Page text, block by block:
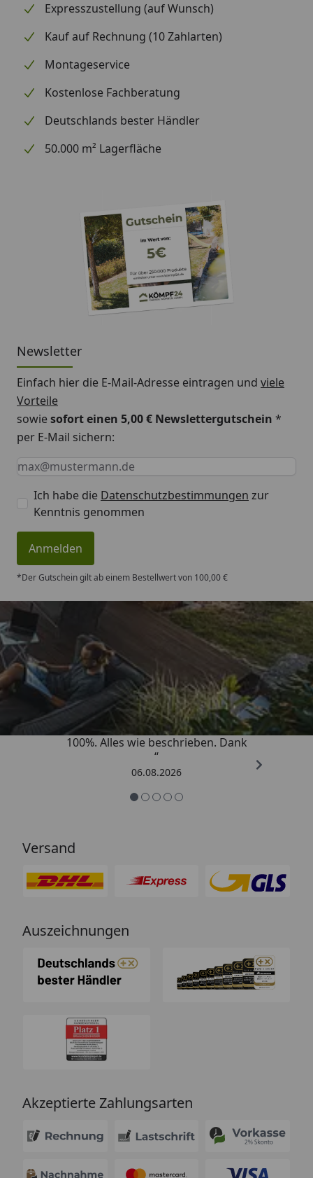
Expresszustellung (auf Wunsch)
Kauf auf Rechnung (10 Zahlarten)
Montageservice
Kostenlose Fachberatung
Deutschlands bester Händler
50.000 m² Lagerfläche
Newsletter
Einfach hier die E-Mail-Adresse eintragen und viele
Vorteile
sowiesofort einen 5,00 € Newslettergutschein *
per E-Mail sichern:
Keine Eingabe erforderlich
Eingabe erforderlich
E-Mail *
Ich habe die Datenschutzbestimmungen zur
Kenntnis genommen
Anmelden
*Der Gutschein gilt ab einem Bestellwert von 100,00 €
Trusted Shops
4,83/ 5
„Super schnell gelifert. Ware passt
100%. Alles wie beschrieben. Dank
“
06.08.2026
Versand
Auszeichnungen
Akzeptierte Zahlungsarten